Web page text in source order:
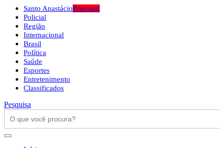
Santo AnastácioPrincipal
Policial
Região
Internacional
Brasil
Política
Saúde
Esportes
Entretenimento
Classificados
Pesquisa